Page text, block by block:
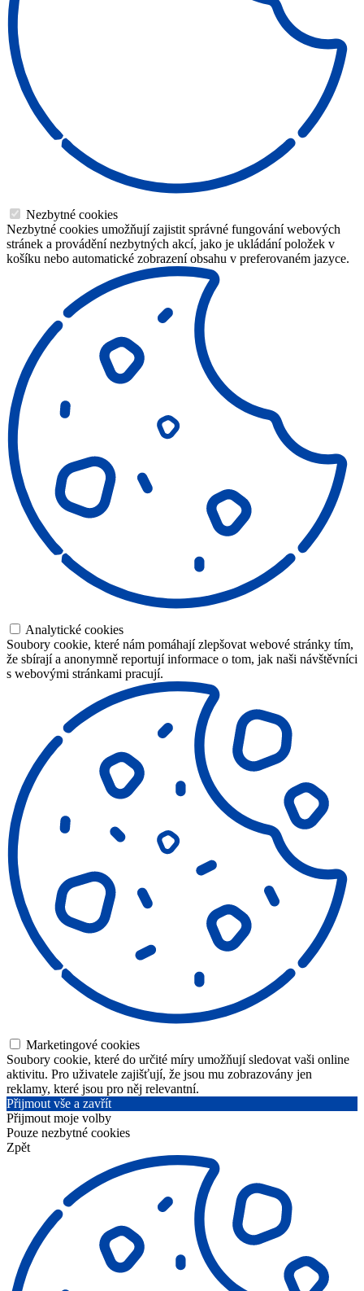
Nezbytné cookies
Nezbytné cookies umožňují zajistit správné fungování webových
stránek a provádění nezbytných akcí, jako je ukládání položek v
košíku nebo automatické zobrazení obsahu v preferovaném jazyce.
Analytické cookies
Soubory cookie, které nám pomáhají zlepšovat webové stránky tím,
že sbírají a anonymně reportují informace o tom, jak naši návštěvníci
s webovými stránkami pracují.
Marketingové cookies
Soubory cookie, které do určité míry umožňují sledovat vaši online
aktivitu. Pro uživatele zajišťují, že jsou mu zobrazovány jen
reklamy, které jsou pro něj relevantní.
Přijmout vše a zavřít
Přijmout moje volby
Pouze nezbytné cookies
Zpět